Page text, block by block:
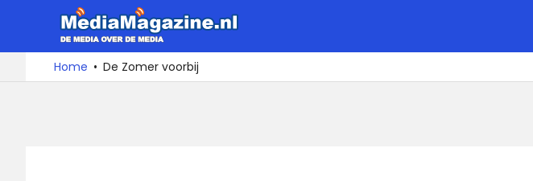
de
De
media
over
Home De Zomer voorbij